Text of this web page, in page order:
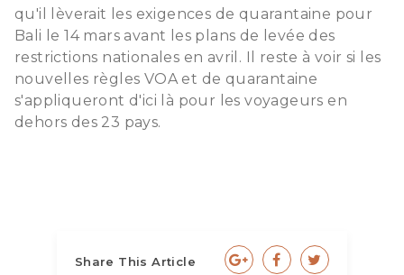
qu'il lèverait les exigences de quarantaine pour
Bali le 14 mars avant les plans de levée des
restrictions nationales en avril. Il reste à voir si les
nouvelles règles VOA et de quarantaine
s'appliqueront d'ici là pour les voyageurs en
dehors des 23 pays.
Share This Article